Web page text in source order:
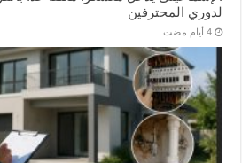
لدوري المحترفين
‏4 أيام مضت